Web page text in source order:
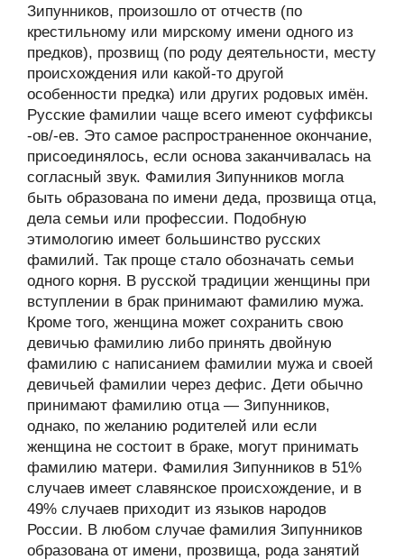
Зипунников, произошло от отчеств (по
крестильному или мирскому имени одного из
предков), прозвищ (по роду деятельности, месту
происхождения или какой-то другой
особенности предка) или других родовых имён.
Русские фамилии чаще всего имеют суффиксы
-ов/-ев. Это самое распространенное окончание,
присоединялось, если основа заканчивалась на
согласный звук. Фамилия Зипунников могла
быть образована по имени деда, прозвища отца,
дела семьи или профессии. Подобную
этимологию имеет большинство русских
фамилий. Так проще стало обозначать семьи
одного корня. В русской традиции женщины при
вступлении в брак принимают фамилию мужа.
Кроме того, женщина может сохранить свою
девичью фамилию либо принять двойную
фамилию с написанием фамилии мужа и своей
девичьей фамилии через дефис. Дети обычно
принимают фамилию отца — Зипунников,
однако, по желанию родителей или если
женщина не состоит в браке, могут принимать
фамилию матери. Фамилия Зипунников в 51%
случаев имеет славянское происхождение, и в
49% случаев приходит из языков народов
России. В любом случае фамилия Зипунников
образована от имени, прозвища, рода занятий